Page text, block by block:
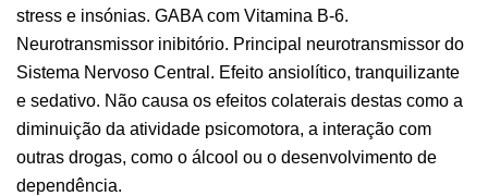
stress e insónias. GABA com Vitamina B-6.
Neurotransmissor inibitório. Principal neurotransmissor do
Sistema Nervoso Central. Efeito ansiolítico, tranquilizante
e sedativo. Não causa os efeitos colaterais destas como a
diminuição da atividade psicomotora, a interação com
outras drogas, como o álcool ou o desenvolvimento de
dependência.